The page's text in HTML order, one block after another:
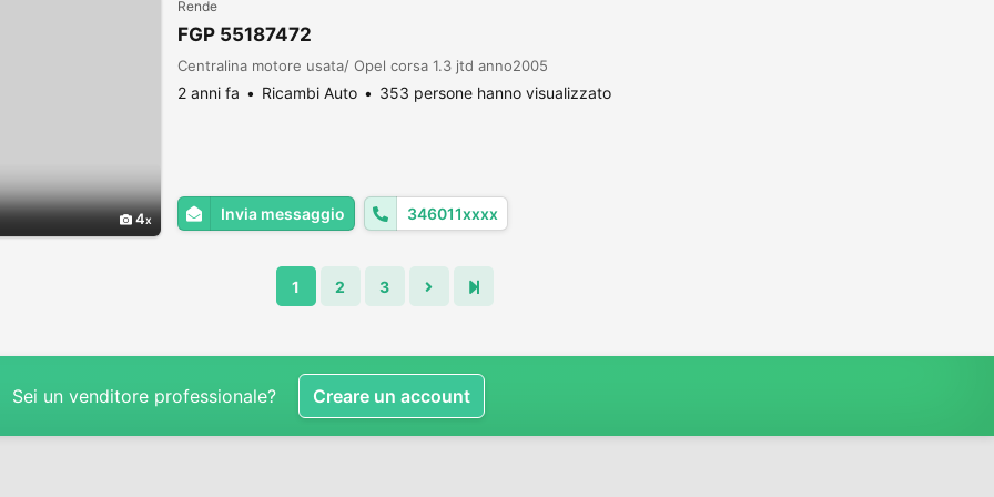
4
Rende
FGP 55187472
Centralina motore usata/ Opel corsa 1.3 jtd anno2005
2 anni fa Ricambi Auto 353 persone hanno visualizzato
Invia messaggio 346011xxxx
1 2 3
Sei un venditore professionale? Creare un account